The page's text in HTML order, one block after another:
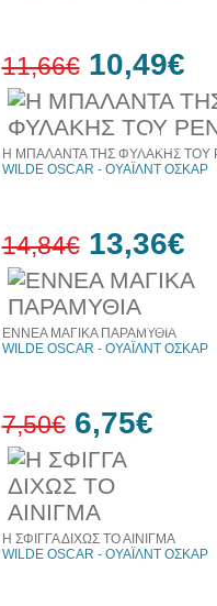
10%
έκπτωση
11,66€ 10,49€
έκπτωση
Η ΜΠΑΛΑΝΤΑ ΤΗΣ ΦΥΛΑΚΗΣ ΤΟΥ
WILDE OSCAR - ΟΥΑΪΛΝΤ ΟΣΚΑΡ
14,84€ 13,36€
ΕΝΝΕΑ ΜΑΓΙΚΑ ΠΑΡΑΜΥΘΙΑ
WILDE OSCAR - ΟΥΑΪΛΝΤ ΟΣΚΑΡ
7,50€ 6,75€
Η ΣΦΙΓΓΑ ΔΙΧΩΣ ΤΟ ΑΙΝΙΓΜΑ
WILDE OSCAR - ΟΥΑΪΛΝΤ ΟΣΚΑΡ